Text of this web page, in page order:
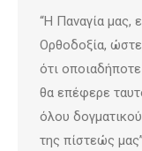
“Η Παναγία μας,
Ορθοδοξία,
ότι
θα επέφερε
όλου
της πίστεώς